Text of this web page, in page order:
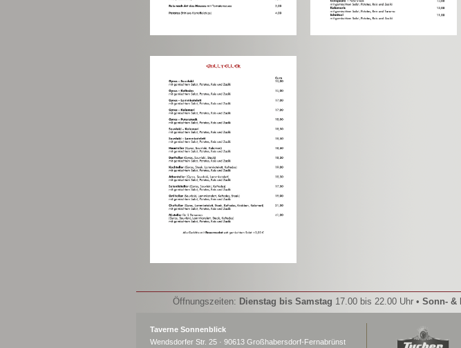
Öffnungszeiten: Dienstag bis Samstag 17.00 bis 22.00 Uhr • Sonn- &
Taverne Sonnenblick
Wendsdorfer Str. 25 · 90613 Großhabersdorf-Fernabrünst